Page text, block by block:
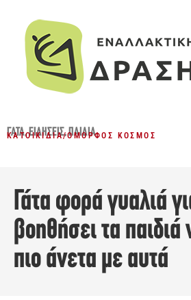
ΓΆΤΑ,ΕΙΔΉΣΕΙΣ,ΠΑΙΔΙΆ
ΚΑΤΟΙΚΊΔΙΑ/ΌΜΟΡΦΟΣ ΚΌΣΜΟΣ
Γάτα φορά γυαλιά
βοηθήσει τα
πιο άνετα με αυτά